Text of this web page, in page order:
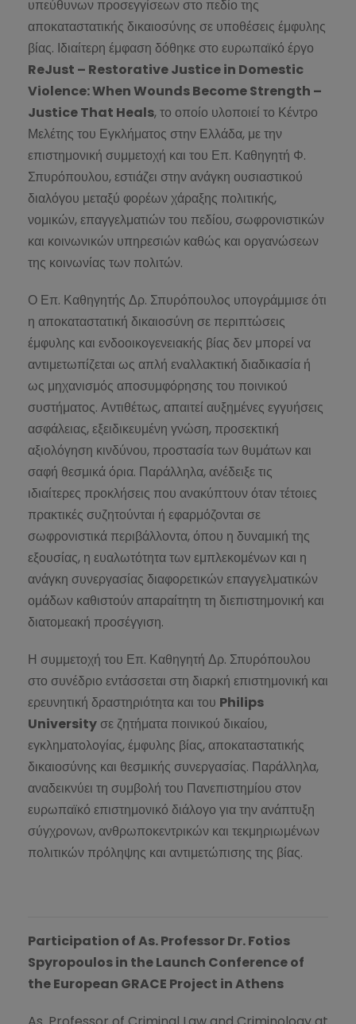
υπεύθυνων προσεγγίσεων στο πεδίο της
αποκαταστατικής δικαιοσύνης σε υποθέσεις έμφυλης
βίας. Ιδιαίτερη έμφαση δόθηκε στο ευρωπαϊκό έργο
ReJust – Restorative Justice in Domestic
Violence: When Wounds Become Strength –
Justice That Heals, το οποίο υλοποιεί το Κέντρο
Μελέτης του Εγκλήματος στην Ελλάδα, με την
επιστημονική συμμετοχή και του Επ. Καθηγητή Φ.
Σπυρόπουλου, εστιάζει στην ανάγκη ουσιαστικού
διαλόγου μεταξύ φορέων χάραξης πολιτικής,
νομικών, επαγγελματιών του πεδίου, σωφρονιστικών
και κοινωνικών υπηρεσιών καθώς και οργανώσεων
της κοινωνίας των πολιτών.
Ο Επ. Καθηγητής Δρ. Σπυρόπουλος υπογράμμισε ότι
η αποκαταστατική δικαιοσύνη σε περιπτώσεις
έμφυλης και ενδοοικογενειακής βίας δεν μπορεί να
αντιμετωπίζεται ως απλή εναλλακτική διαδικασία ή
ως μηχανισμός αποσυμφόρησης του ποινικού
συστήματος. Αντιθέτως, απαιτεί αυξημένες εγγυήσεις
ασφάλειας, εξειδικευμένη γνώση, προσεκτική
αξιολόγηση κινδύνου, προστασία των θυμάτων και
σαφή θεσμικά όρια. Παράλληλα, ανέδειξε τις
ιδιαίτερες προκλήσεις που ανακύπτουν όταν τέτοιες
πρακτικές συζητούνται ή εφαρμόζονται σε
σωφρονιστικά περιβάλλοντα, όπου η δυναμική της
εξουσίας, η ευαλωτότητα των εμπλεκομένων και η
ανάγκη συνεργασίας διαφορετικών επαγγελματικών
ομάδων καθιστούν απαραίτητη τη διεπιστημονική και
διατομεακή προσέγγιση.
Η συμμετοχή του Επ. Καθηγητή Δρ. Σπυρόπουλου
στο συνέδριο εντάσσεται στη διαρκή επιστημονική και
ερευνητική δραστηριότητα και του Philips
University σε ζητήματα ποινικού δικαίου,
εγκληματολογίας, έμφυλης βίας, αποκαταστατικής
δικαιοσύνης και θεσμικής συνεργασίας. Παράλληλα,
αναδεικνύει τη συμβολή του Πανεπιστημίου στον
ευρωπαϊκό επιστημονικό διάλογο για την ανάπτυξη
σύγχρονων, ανθρωποκεντρικών και τεκμηριωμένων
πολιτικών πρόληψης και αντιμετώπισης της βίας.
Participation of As. Professor Dr. Fotios
Spyropoulos in the Launch Conference of
the European GRACE Project in Athens